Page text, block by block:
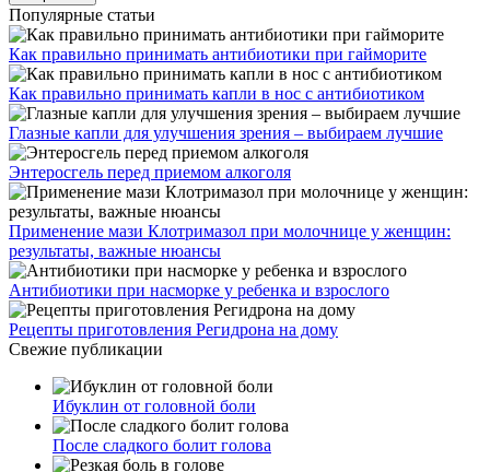
Популярные статьи
Как правильно принимать антибиотики при гайморите
Как правильно принимать капли в нос с антибиотиком
Глазные капли для улучшения зрения – выбираем лучшие
Энтеросгель перед приемом алкоголя
Применение мази Клотримазол при молочнице у женщин:
результаты, важные нюансы
Антибиотики при насморке у ребенка и взрослого
Рецепты приготовления Регидрона на дому
Свежие публикации
Ибуклин от головной боли
После сладкого болит голова